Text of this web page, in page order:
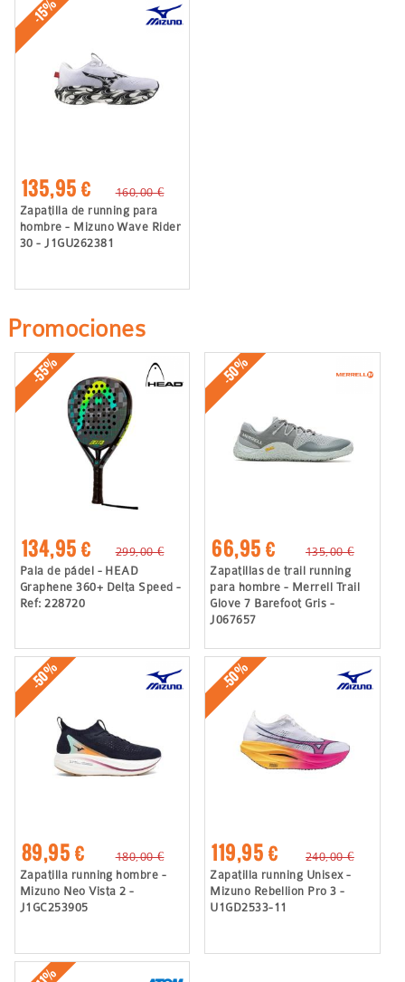
-15%
135,95 €
160,00 €
Zapatilla de running para
hombre - Mizuno Wave Rider
30 - J1GU262381
Promociones
-55%
134,95 €
299,00 €
Pala de pádel - HEAD
Graphene 360+ Delta Speed -
Ref: 228720
-50%
66,95 €
135,00 €
Zapatillas de trail running
para hombre - Merrell Trail
Glove 7 Barefoot Gris -
J067657
-50%
89,95 €
180,00 €
Zapatilla running hombre -
Mizuno Neo Vista 2 -
J1GC253905
-50%
119,95 €
240,00 €
Zapatilla running Unisex -
Mizuno Rebellion Pro 3 -
U1GD2533-11